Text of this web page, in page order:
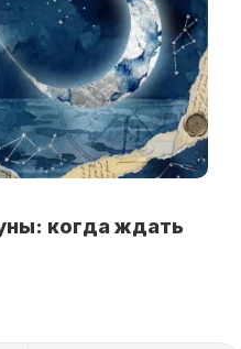
когда ждать